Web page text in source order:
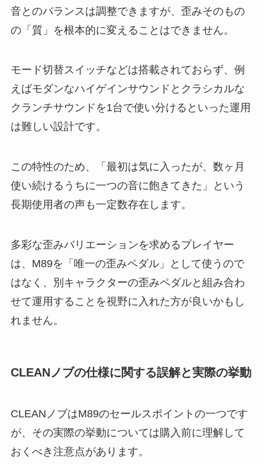
音とのバランスは調整できますが、歪みそのもの
の「質」を根本的に変えることはできません。
モード切替スイッチなどは搭載されておらず、例
えばモダンなハイゲインサウンドとクラシカルな
クランチサウンドを1台で使い分けるといった運用
は難しい設計です。
この特性のため、「最初は気に入ったが、数ヶ月
使い続けるうちに一つの音に飽きてきた」という
長期使用者の声も一定数存在します。
多彩な歪みバリエーションを求めるプレイヤー
は、M89を「唯一の歪みペダル」として使うので
はなく、別キャラクターの歪みペダルと組み合わ
せて運用することを視野に入れた方が良いかもし
れません。
CLEANノブの仕様に関する誤解と実際の挙動
CLEANノブはM89のセールスポイントの一つです
が、その実際の挙動については購入前に理解して
おくべき注意点があります。